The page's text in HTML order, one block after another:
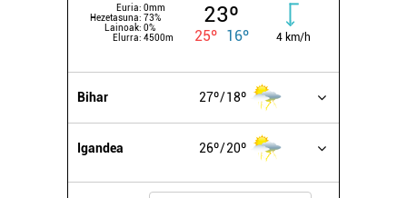
Euria: 0mm
Hezetasuna: 73%
Lainoak: 0%
Elurra: 4500m
23º
25º 16º 4 km/h
Bihar 27º 18º
Igandea 26º 20º